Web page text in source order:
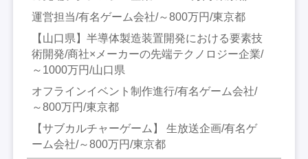
運営担当/有名ゲーム会社/～800万円/東京都
【山口県】半導体製造装置開発における要素技
術開発/商社×メーカーの先端テクノロジー企業/
～1000万円/山口県
オフラインイベント制作進行/有名ゲーム会社/
～800万円/東京都
【サブカルチャーゲーム】 生放送企画/有名ゲ
ーム会社/～800万円/東京都